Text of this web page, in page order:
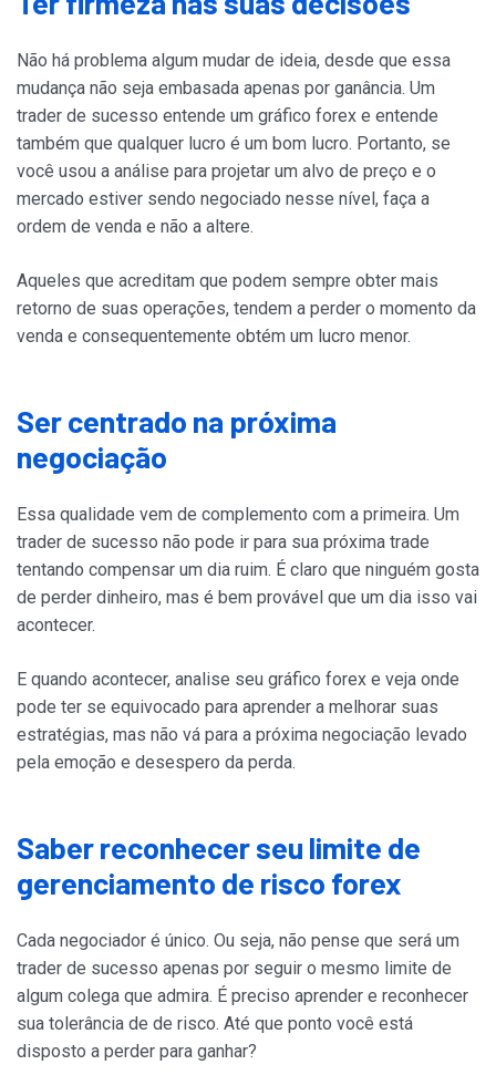
Não há problema algum mudar de ideia, desde que essa
mudança não seja embasada apenas por ganância. Um
trader de sucesso entende um gráfico forex e entende
também que qualquer lucro é um bom lucro. Portanto, se
você usou a análise para projetar um alvo de preço e o
mercado estiver sendo negociado nesse nível, faça a
ordem de venda e não a altere.
Aqueles que acreditam que podem sempre obter mais
retorno de suas operações, tendem a perder o momento da
venda e consequentemente obtém um lucro menor.
Ser centrado na próxima
negociação
Essa qualidade vem de complemento com a primeira. Um
trader de sucesso não pode ir para sua próxima trade
tentando compensar um dia ruim. É claro que ninguém gosta
de perder dinheiro, mas é bem provável que um dia isso vai
acontecer.
E quando acontecer, analise seu gráfico forex e veja onde
pode ter se equivocado para aprender a melhorar suas
estratégias, mas não vá para a próxima negociação levado
pela emoção e desespero da perda.
Saber reconhecer seu limite de
gerenciamento de risco forex
Cada negociador é único. Ou seja, não pense que será um
trader de sucesso apenas por seguir o mesmo limite de
algum colega que admira. É preciso aprender e reconhecer
sua tolerância de de risco. Até que ponto você está
disposto a perder para ganhar?